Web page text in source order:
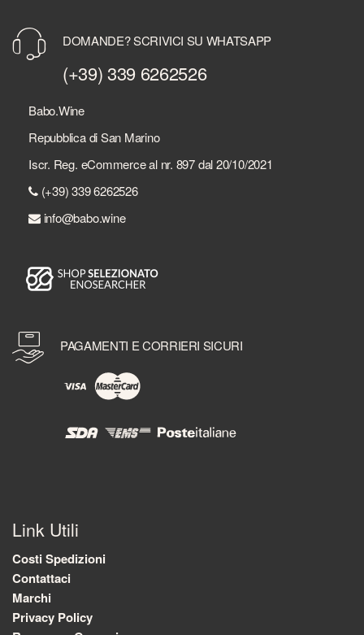
DOMANDE? SCRIVICI SU WHATSAPP
(+39) 339 6262526
Babo.Wine
Repubblica di San Marino
Iscr. Reg. eCommerce al nr. 897 dal 20/10/2021
(+39) 339 6262526
info@babo.wine
PAGAMENTI E CORRIERI SICURI
Link Utili
Costi Spedizioni
Contattaci
Marchi
Privacy Policy